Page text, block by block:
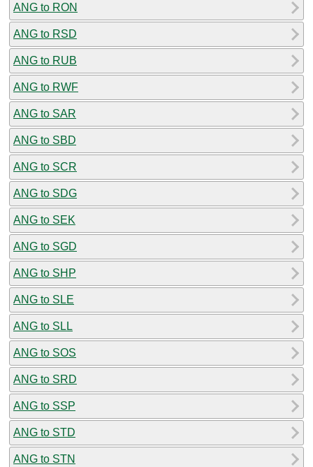
ANG to RON
ANG to RSD
ANG to RUB
ANG to RWF
ANG to SAR
ANG to SBD
ANG to SCR
ANG to SDG
ANG to SEK
ANG to SGD
ANG to SHP
ANG to SLE
ANG to SLL
ANG to SOS
ANG to SRD
ANG to SSP
ANG to STD
ANG to STN